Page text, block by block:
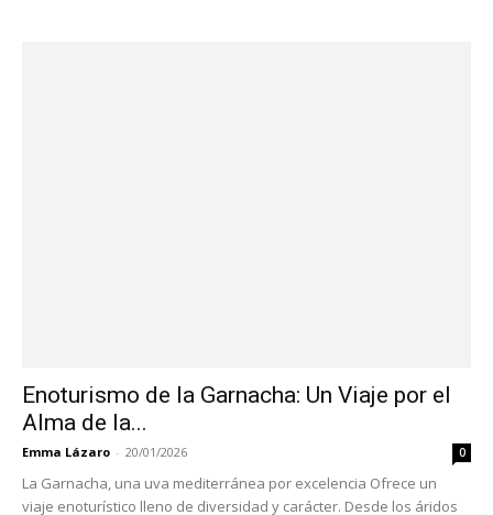
Enoturismo de la Garnacha: Un Viaje por el
Alma de la...
Emma Lázaro - 20/01/2026 0
La Garnacha, una uva mediterránea por excelencia Ofrece un
viaje enoturístico lleno de diversidad y carácter. Desde los áridos